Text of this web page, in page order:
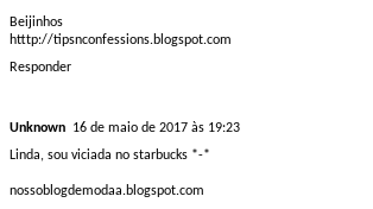
Beijinhos
htttp://tipsnconfessions.blogspot.com
Responder
Unknown 16 de maio de 2017 às 19:23
Linda, sou viciada no starbucks *-*
nossoblogdemodaa.blogspot.com